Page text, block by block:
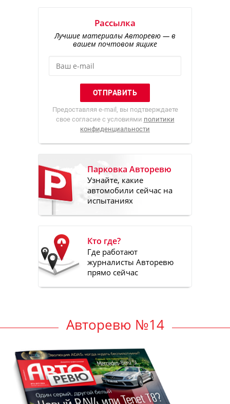
Рассылка
Лучшие материалы Авторевю — в
вашем почтовом ящике
Предоставляя e-mail, вы подтверждаете
свое согласие с условиями политики
конфиденциальности
Парковка Авторевю
Узнайте, какие
автомобили сейчас на
испытаниях
Кто где?
Где работают
журналисты Авторевю
прямо сейчас
Авторевю №14